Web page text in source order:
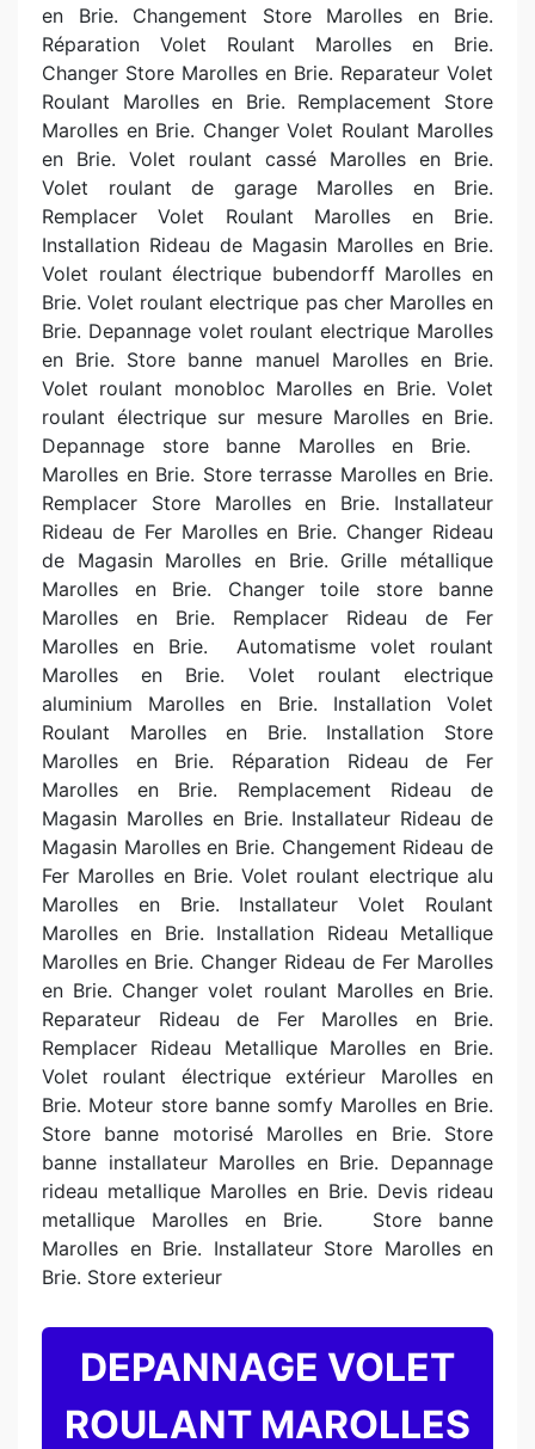
en Brie. Changement Store Marolles en Brie.
Réparation Volet Roulant Marolles en Brie.
Changer Store Marolles en Brie. Reparateur Volet
Roulant Marolles en Brie. Remplacement Store
Marolles en Brie. Changer Volet Roulant Marolles
en Brie. Volet roulant cassé Marolles en Brie.
Volet roulant de garage Marolles en Brie.
Remplacer Volet Roulant Marolles en Brie.
Installation Rideau de Magasin Marolles en Brie.
Volet roulant électrique bubendorff Marolles en
Brie. Volet roulant electrique pas cher Marolles en
Brie. Depannage volet roulant electrique Marolles
en Brie. Store banne manuel Marolles en Brie.
Volet roulant monobloc Marolles en Brie. Volet
roulant électrique sur mesure Marolles en Brie.
Depannage store banne Marolles en Brie.
Marolles en Brie. Store terrasse Marolles en Brie.
Remplacer Store Marolles en Brie. Installateur
Rideau de Fer Marolles en Brie. Changer Rideau
de Magasin Marolles en Brie. Grille métallique
Marolles en Brie. Changer toile store banne
Marolles en Brie. Remplacer Rideau de Fer
Marolles en Brie. Automatisme volet roulant
Marolles en Brie. Volet roulant electrique
aluminium Marolles en Brie. Installation Volet
Roulant Marolles en Brie. Installation Store
Marolles en Brie. Réparation Rideau de Fer
Marolles en Brie. Remplacement Rideau de
Magasin Marolles en Brie. Installateur Rideau de
Magasin Marolles en Brie. Changement Rideau de
Fer Marolles en Brie. Volet roulant electrique alu
Marolles en Brie. Installateur Volet Roulant
Marolles en Brie. Installation Rideau Metallique
Marolles en Brie. Changer Rideau de Fer Marolles
en Brie. Changer volet roulant Marolles en Brie.
Reparateur Rideau de Fer Marolles en Brie.
Remplacer Rideau Metallique Marolles en Brie.
Volet roulant électrique extérieur Marolles en
Brie. Moteur store banne somfy Marolles en Brie.
Store banne motorisé Marolles en Brie. Store
banne installateur Marolles en Brie. Depannage
rideau metallique Marolles en Brie. Devis rideau
metallique Marolles en Brie. Store banne
Marolles en Brie. Installateur Store Marolles en
Brie. Store exterieur
DEPANNAGE VOLET
ROULANT MAROLLES